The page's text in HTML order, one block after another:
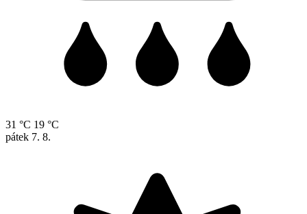
31 °C 19 °C
pátek 7. 8.